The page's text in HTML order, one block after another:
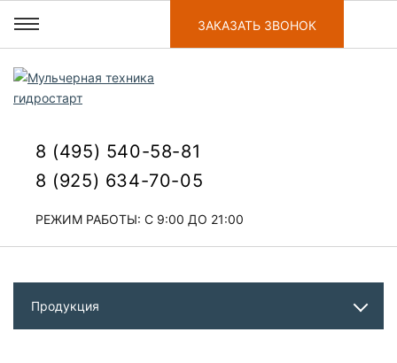
8 (495) 540-58-81
8 (925) 634-70-05
РЕЖИМ РАБОТЫ: С 9:00 ДО 21:00
ЗАКАЗАТЬ ЗВОНОК
Продукция